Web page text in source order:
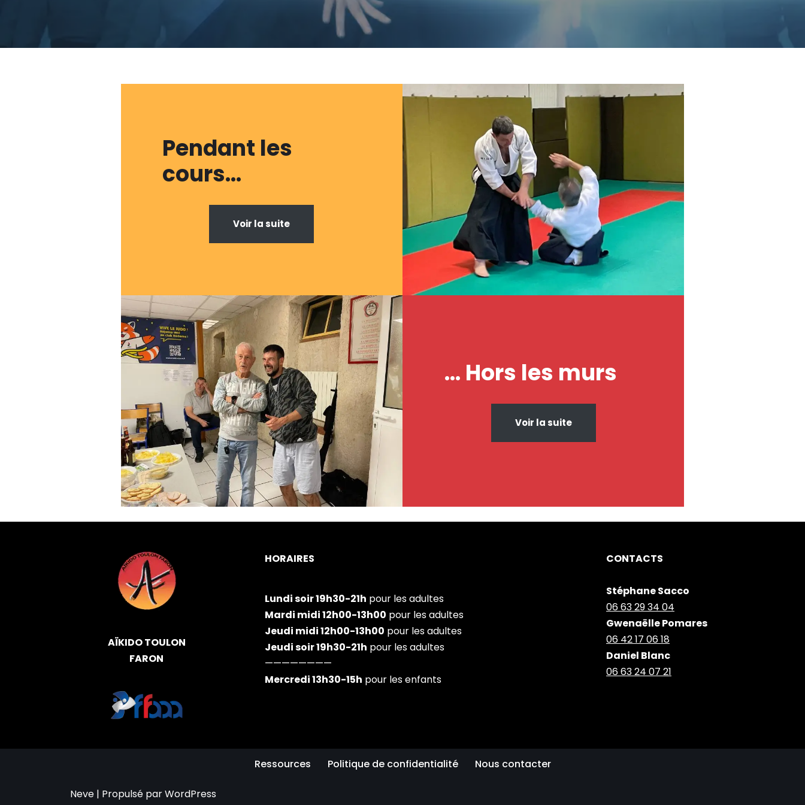
Pendant les
cours…
Voir la suite
… Hors les murs
Voir la suite
AÏKIDO TOULON
FARON
HORAIRES
Lundi soir 19h30-21h pour les adultes
Mardi midi 12h00-13h00 pour les adultes
Jeudi midi 12h00-13h00 pour les adultes
Jeudi soir 19h30-21h pour les adultes
————————
Mercredi 13h30-15h pour les enfants
CONTACTS
Stéphane Sacco
06 63 29 34 04
Gwenaëlle Pomares
06 42 17 06 18
Daniel Blanc
06 63 24 07 21
Ressources Politique de confidentialité Nous contacter
Neve | Propulsé parWordPress